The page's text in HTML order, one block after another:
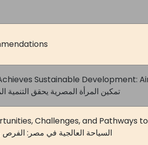
Sustainable Development:
تمكين المرأة المصرية يحقق
Challenges, and Pathways
السياحة العالجية في مصر: الفرص